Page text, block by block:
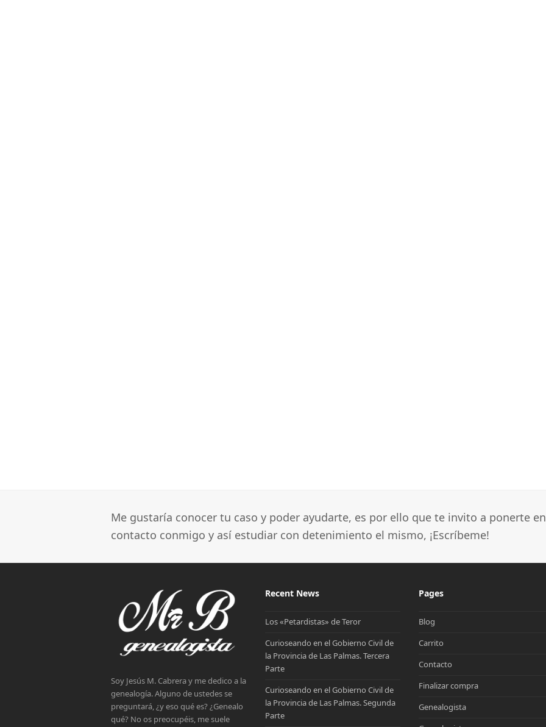
Me gustaría conocer tu caso y poder ayudarte, es por ello que te invito a ponerte en
contacto conmigo y así estudiar con detenimiento el mismo, ¡Escríbeme!
Soy Jesús M. Cabrera y me dedico a la
genealogía. Alguno de ustedes se
preguntará, ¿y eso qué es? ¿Genealo
qué? No os preocupéis, me suele
Recent News
Los «Petardistas» de Teror
Curioseando en el Gobierno Civil de
la Provincia de Las Palmas. Tercera
Parte
Curioseando en el Gobierno Civil de
la Provincia de Las Palmas. Segunda
Parte
Pages
Blog
Carrito
Contacto
Finalizar compra
Genealogista